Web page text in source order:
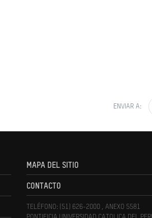
ENVIAR A:
MAPA DEL SITIO
CONTACTO
TELÉFONO: (51) 626-2000 , ANEXO 5581